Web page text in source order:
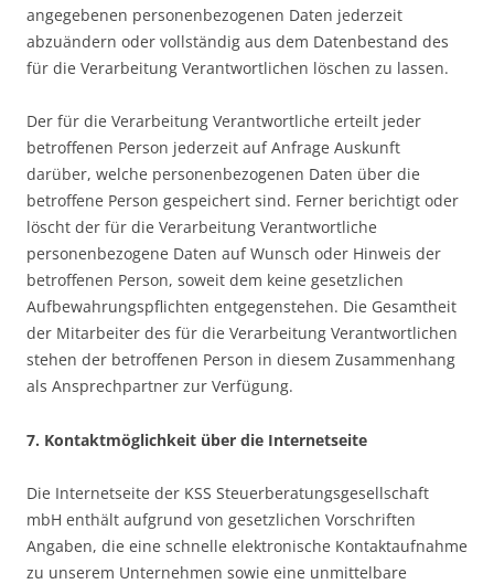
angegebenen personenbezogenen Daten jederzeit
abzuändern oder vollständig aus dem Datenbestand des
für die Verarbeitung Verantwortlichen löschen zu lassen.
Der für die Verarbeitung Verantwortliche erteilt jeder
betroffenen Person jederzeit auf Anfrage Auskunft
darüber, welche personenbezogenen Daten über die
betroffene Person gespeichert sind. Ferner berichtigt oder
löscht der für die Verarbeitung Verantwortliche
personenbezogene Daten auf Wunsch oder Hinweis der
betroffenen Person, soweit dem keine gesetzlichen
Aufbewahrungspflichten entgegenstehen. Die Gesamtheit
der Mitarbeiter des für die Verarbeitung Verantwortlichen
stehen der betroffenen Person in diesem Zusammenhang
als Ansprechpartner zur Verfügung.
7. Kontaktmöglichkeit über die Internetseite
Die Internetseite der KSS Steuerberatungsgesellschaft
mbH enthält aufgrund von gesetzlichen Vorschriften
Angaben, die eine schnelle elektronische Kontaktaufnahme
zu unserem Unternehmen sowie eine unmittelbare